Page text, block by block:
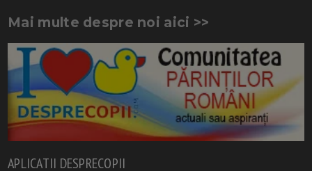
Mai multe despre noi aici >>
APLICATII DESPRECOPII